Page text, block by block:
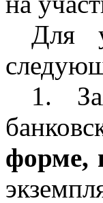
Для
1.
форме,